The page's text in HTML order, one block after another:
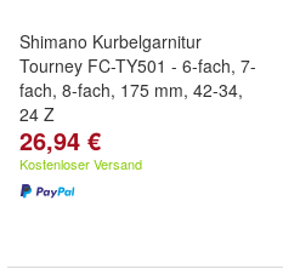
Shimano Kurbelgarnitur
Tourney FC-TY501 - 6-fach, 7-
fach, 8-fach, 175 mm, 42-34,
24 Z
26,94 €
Kostenloser Versand